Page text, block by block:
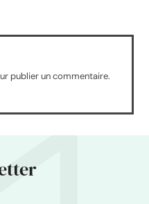
publier un commentaire.